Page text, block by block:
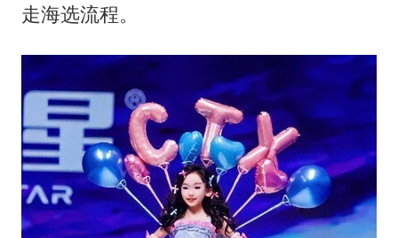
走海选流程。